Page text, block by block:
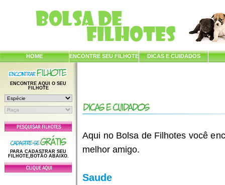
HOME ENCONTRE SEU FILHOTE DICAS E CUIDADOS
ENCONTRE AQUI O SEU
FILHOTE
PARA CADASTRAR SEU
FILHOTE,BOTÃO ABAIXO.
Aqui no Bolsa de Filhotes você
melhor amigo.
Saude